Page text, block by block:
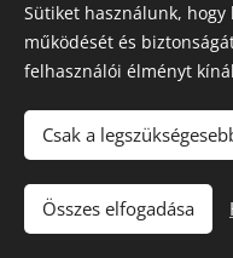
Sütiket használunk,
működését és
felhasználói élményt
Csak a
Összes elfogadása